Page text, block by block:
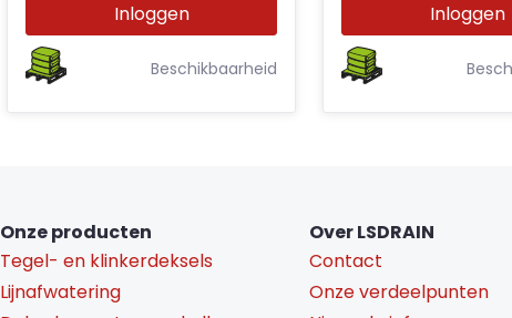
Inloggen
Beschikbaarheid
Inloggen
Onze producten
Tegel- en klinkerdeksels
Lijnafwatering
Over LSDRAIN
Contact
Onze verdeelpunten